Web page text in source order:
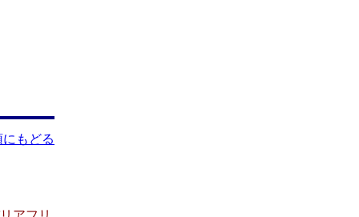
もどる